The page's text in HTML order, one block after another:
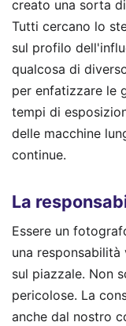
creato una sorta
Tutti cercano lo
sul profilo
qualcosa di
per enfatizzare le
tempi di
delle macchine
continue.
La
Essere un
una
sul piazzale. Non
pericolose. La
anche dal nostro